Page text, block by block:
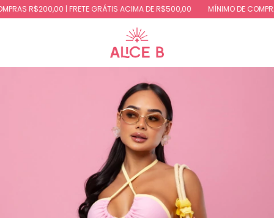
R$200,00 | FRETE GRÁTIS ACIMA DE R$500,00 MÍNIMO DE